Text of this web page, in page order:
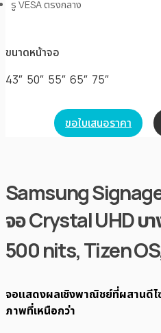
รู VESA ตรงกลาง
ขนาดหน้าจอ
43″ 50″ 55″ 65″ 75″
ขอใบเสนอราคา
Samsung
จอ Crystal UHD บ
500 nits, Tizen
จอแสดงผลเชิงพาณิชย์ที่ผสานดีไ
ภาพที่เหนือกว่า